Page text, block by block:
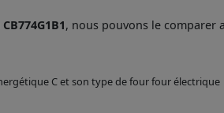
, nous pouvons le comparer
C et son type de four four électrique